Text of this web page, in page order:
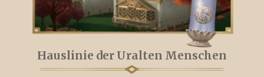
Hauslinie der Uralten Menschen